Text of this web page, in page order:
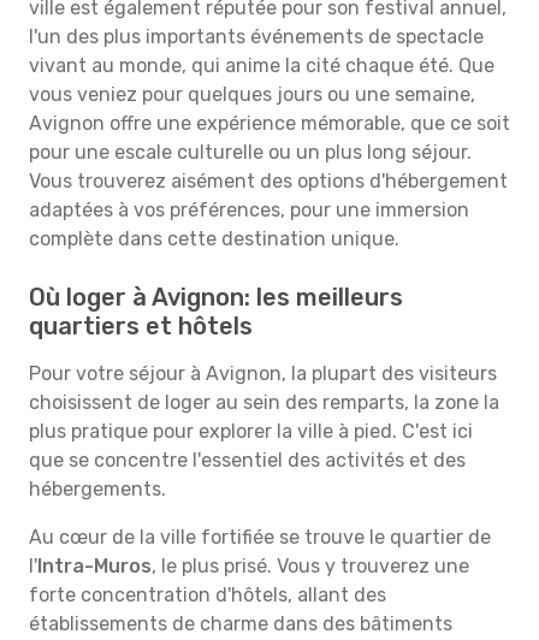
ville est également réputée pour son festival annuel,
l'un des plus importants événements de spectacle
vivant au monde, qui anime la cité chaque été. Que
vous veniez pour quelques jours ou une semaine,
Avignon offre une expérience mémorable, que ce soit
pour une escale culturelle ou un plus long séjour.
Vous trouverez aisément des options d'hébergement
adaptées à vos préférences, pour une immersion
complète dans cette destination unique.
Où loger à Avignon: les meilleurs
quartiers et hôtels
Pour votre séjour à Avignon, la plupart des visiteurs
choisissent de loger au sein des remparts, la zone la
plus pratique pour explorer la ville à pied. C'est ici
que se concentre l'essentiel des activités et des
hébergements.
Au cœur de la ville fortifiée se trouve le quartier de
l'Intra-Muros, le plus prisé. Vous y trouverez une
forte concentration d'hôtels, allant des
établissements de charme dans des bâtiments